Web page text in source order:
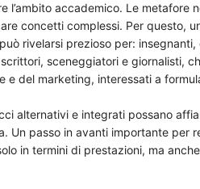
l’ambito accademico. Le metafore
concetti complessi. Per questo,
rivelarsi prezioso per:
sceneggiatori e giornalisti,
e del marketing, interessati a
alternativi e integrati possano
Un passo in avanti importante per
in termini di prestazioni, ma